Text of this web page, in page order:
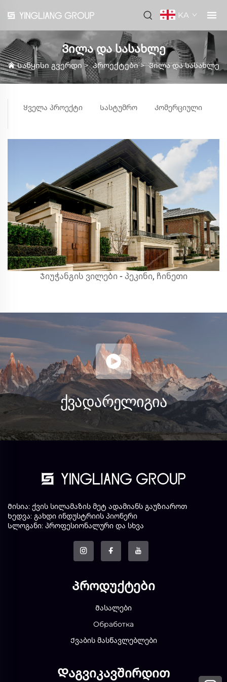
KA
Ვილა და სასახლე
Საწყისი გვერდი >Პროექტები>Ვილა და სასახლე
Ყველა პროექტი Სასტუმრო Კომერციული
Ჯიუჭანგის ვილები - პეკინი, ჩინეთი
ᲥᲕᲐ ᲓᲐ ᲠᲔᲚᲘᲒᲘᲐ
Მისია: ქვის სილამაზის მეტ ადამიანს გაუზიაროთ
Ხედვა: გახდი ინდუსტრიის პიონერი
Სლოგანი: პროფესიონალური და სხვა
Პროდუქტები
Მასალები
Обработка
Ქვაბის მასწავლებლები
Დაგვიკავშირდით